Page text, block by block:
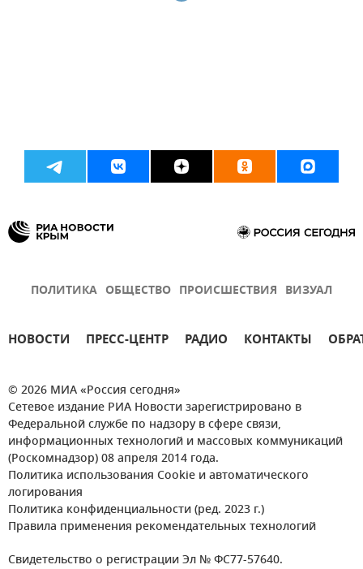
ПОЛИТИКА ОБЩЕСТВО ПРОИСШЕСТВИЯ ВИЗУАЛ
НОВОСТИ ПРЕСС-ЦЕНТР РАДИО КОНТАКТЫ
© 2026 МИА «Россия сегодня»
Сетевое издание РИА Новости зарегистрировано в
Федеральной службе по надзору в сфере связи,
информационных технологий и массовых коммуникаций
(Роскомнадзор) 08 апреля 2014 года.
Политика использования Cookie и автоматического
логирования
Политика конфиденциальности (ред. 2023 г.)
Правила применения рекомендательных технологий
Свидетельство о регистрации Эл № ФС77-57640.